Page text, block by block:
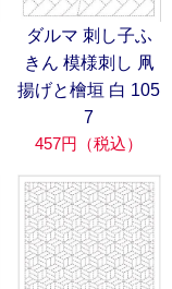
ダルマ 刺し子ふ
きん 模様刺し 凧
揚げと檜垣 白 105
7
457円（税込）